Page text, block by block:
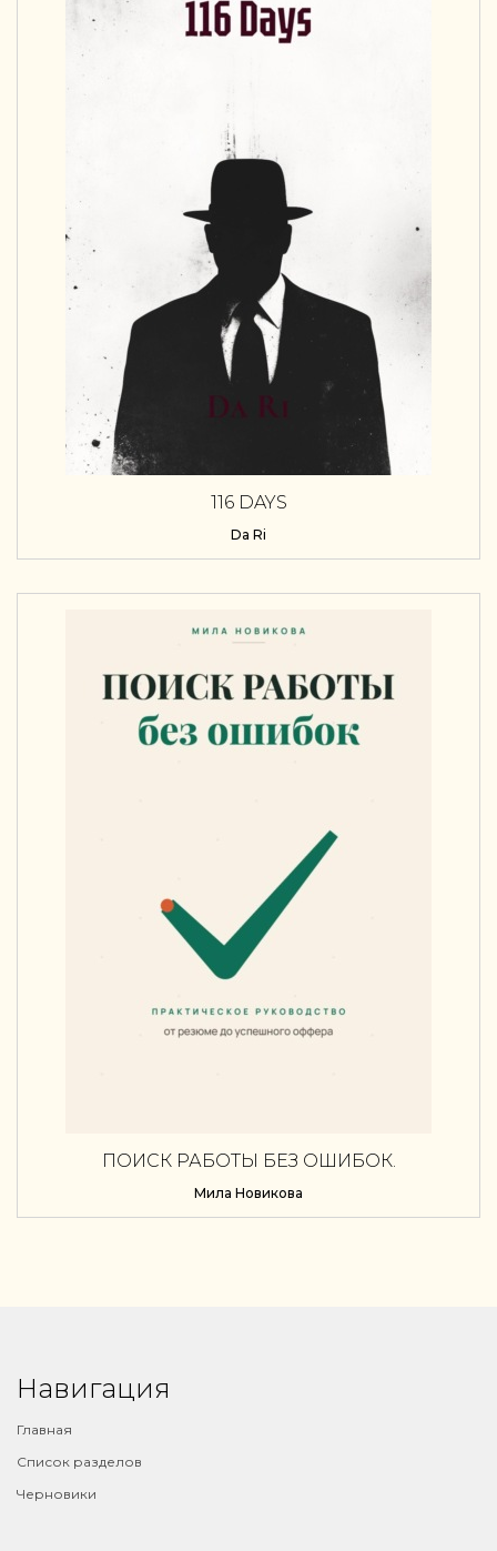
116 DAYS
Da Ri
ПОИСК РАБОТЫ БЕЗ ОШИБОК.
ДО ОФФЕРА
Мила Новикова
Навигация
Главная
Список разделов
Черновики